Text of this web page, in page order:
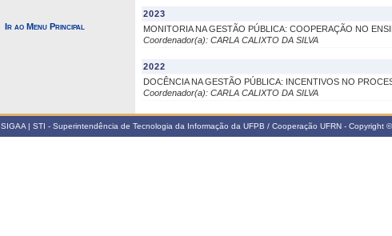
Ir ao Menu Principal
2023
MONITORIA NA GESTÃO PÚBLICA: COOPERAÇÃO NO
Coordenador(a): CARLA CALIXTO DA SILVA
2022
DOCÊNCIA NA GESTÃO PÚBLICA: INCENTIVOS NO
Coordenador(a): CARLA CALIXTO DA SILVA
SIGAA | STI - Superintendência de Tecnologia da Informação da UFPB / Cooperação UFRN -